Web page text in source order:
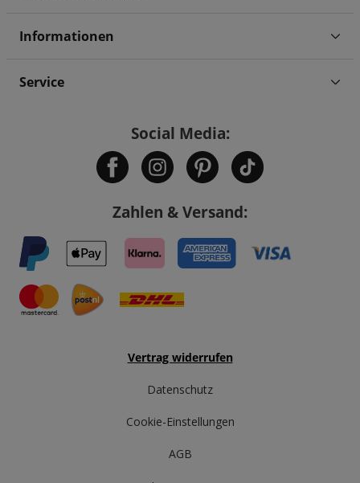
Informationen
Service
Social Media:
Zahlen & Versand:
Vertrag widerrufen
Datenschutz
Cookie-Einstellungen
AGB